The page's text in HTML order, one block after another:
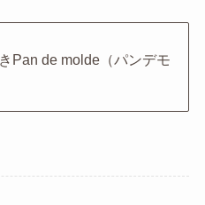
Pan de molde（パンデモ